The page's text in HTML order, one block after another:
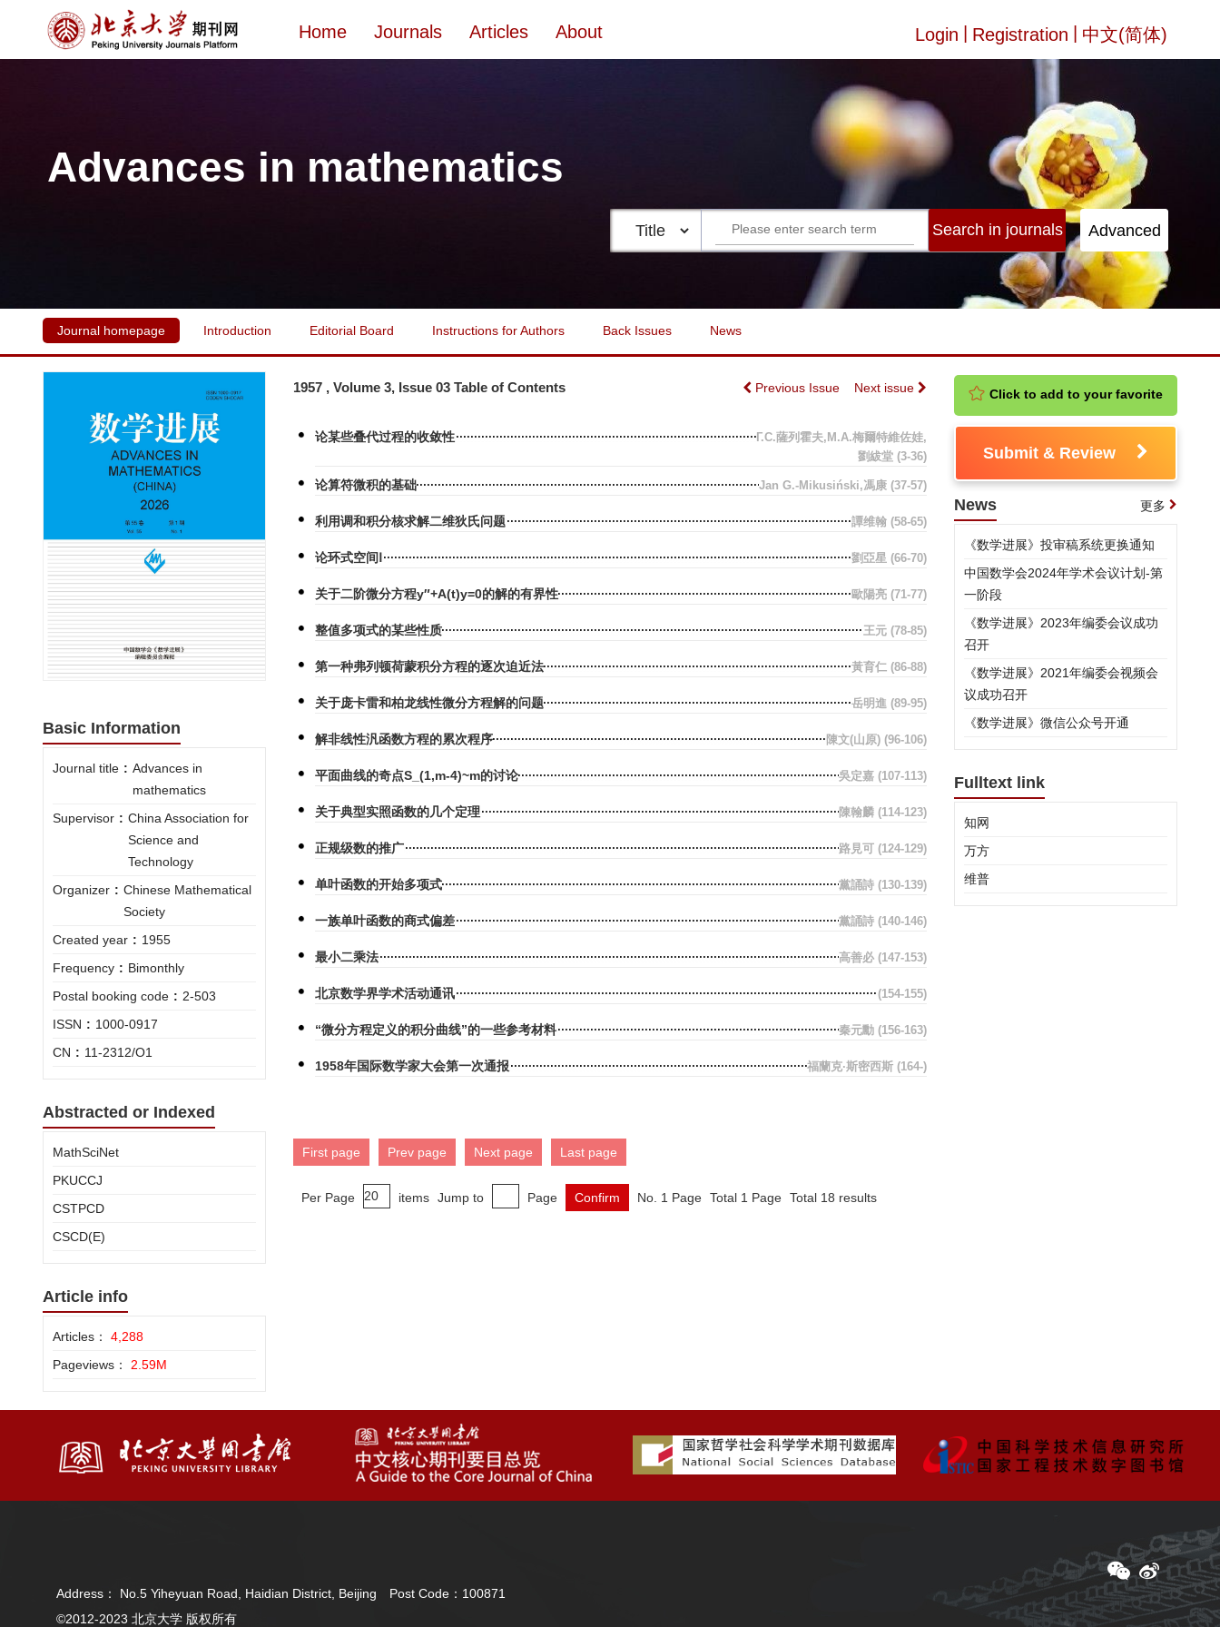
Login Registration 中文(简体)
Home Journals Articles About
Advances in mathematics
Journal homepage Introduction Editorial Board Instructions for Authors Back Issues News
Basic Information
Journal title : Advances in
mathematics
Supervisor : China Association for
Science and
Technology
Organizer : Chinese Mathematical
Society
Created year : 1955
Frequency : Bimonthly
Postal booking code : 2-503
ISSN : 1000-0917
CN : 11-2312/O1
Abstracted or Indexed
MathSciNet
PKUCCJ
CSTPCD
CSCD(E)
Article info
Articles： 4,288
Pageviews： 2.59M
1957 , Volume 3, Issue 03 Table of Contents Previous Issue Next issue
论某些叠代过程的收敛性
Г.С.薩列霍夫,М.А.梅爾特維佐娃,
劉紱堂 (3-36)
论算符微积的基础 Jan G.-Mikusiński,馮康 (37-57)
利用调和积分核求解二维狄氏问题 譚维翰 (58-65)
论环式空间Ⅰ 劉亞星 (66-70)
关于二阶微分方程y″+A(t)y=0的解的有界性 歐陽亮 (71-77)
整值多项式的某些性质 王元 (78-85)
第一种弗列顿荷蒙积分方程的逐次迫近法 黃育仁 (86-88)
关于庞卡雷和柏龙线性微分方程解的问题 岳明進 (89-95)
解非线性汎函数方程的累次程序 陳文(山原) (96-106)
平面曲线的奇点S_(1,m-4)~m的讨论 吳定嘉 (107-113)
关于典型实照函数的几个定理 陳翰麟 (114-123)
正规级数的推广 路見可 (124-129)
单叶函数的开始多项式 黨誦詩 (130-139)
一族单叶函数的商式偏差 黨誦詩 (140-146)
最小二乘法 高善必 (147-153)
北京数学界学术活动通讯 (154-155)
“微分方程定义的积分曲线”的一些参考材料 秦元勳 (156-163)
1958年国际数学家大会第一次通报 福蘭克·斯密西斯 (164-)
First page Prev page Next page Last page
Per Page items Jump to Page Confirm No. 1 Page Total 1 Page Total 18 results
Click to add to your favorite
Submit & Review
News 更多
《数学进展》投审稿系统更换通知
中国数学会2024年学术会议计划-第
一阶段
《数学进展》2023年编委会议成功
召开
《数学进展》2021年编委会视频会
议成功召开
《数学进展》微信公众号开通
Fulltext link
知网
万方
维普
Address： No.5 Yiheyuan Road, Haidian District, Beijing Post Code：100871
©2012-2023 北京大学 版权所有